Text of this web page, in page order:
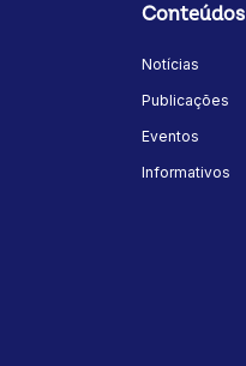
Conteúdos
Notícias
Publicações
Eventos
Informativos